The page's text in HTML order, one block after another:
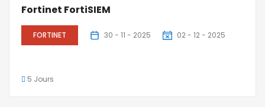
Fortinet FortiSIEM
FORTINET 30 - 11 - 2025 02 - 12 - 2025
5 Jours